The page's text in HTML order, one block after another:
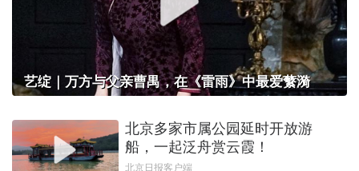
艺绽｜万方与父亲曹禺，在《雷雨》中最爱蘩漪
北京多家市属公园延时开放游
船，一起泛舟赏云霞！
北京日报客户端